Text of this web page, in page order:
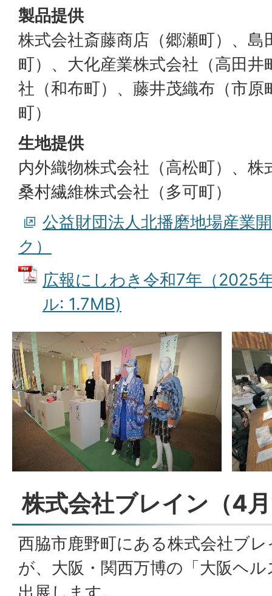
製品提供
株式会社斎藤商店（郷瀬町）、島
町）、大化産業株式会社（高田井
社（和布町）、藤井茂織布（市原
町）
生地提供
内外織物株式会社（高松町）、
桑村繊維株式会社（多可町）
公益財団法人北播磨地場産業
ク）
広報にしわき令和7年（2025
ル: 1.7MB)
株式会社ブレイン（4
西脇市鹿野町にある株式会社ブ
が、大阪・関西万博の「大阪ヘ
出展します。